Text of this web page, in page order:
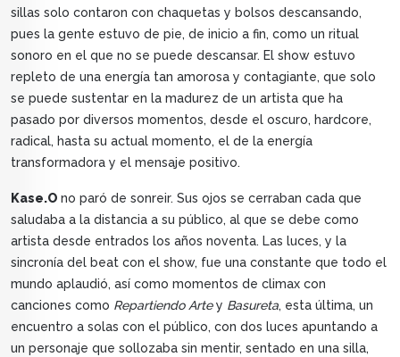
sillas solo contaron con chaquetas y bolsos descansando,
pues la gente estuvo de pie, de inicio a fin, como un ritual
sonoro en el que no se puede descansar. El show estuvo
repleto de una energía tan amorosa y contagiante, que solo
se puede sustentar en la madurez de un artista que ha
pasado por diversos momentos, desde el oscuro, hardcore,
radical, hasta su actual momento, el de la energía
transformadora y el mensaje positivo.
Kase.O no paró de sonreir. Sus ojos se cerraban cada que
saludaba a la distancia a su público, al que se debe como
artista desde entrados los años noventa. Las luces, y la
sincronía del beat con el show, fue una constante que todo el
mundo aplaudió, así como momentos de climax con
canciones como Repartiendo Artey Basureta, esta última, un
encuentro a solas con el público, con dos luces apuntando a
un personaje que sollozaba sin mentir, sentado en una silla,